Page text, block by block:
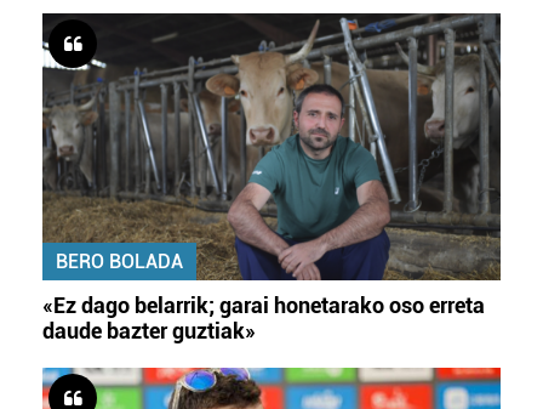
BERO BOLADA
«Ez dago belarrik; garai honetarako oso erreta
daude bazter guztiak»